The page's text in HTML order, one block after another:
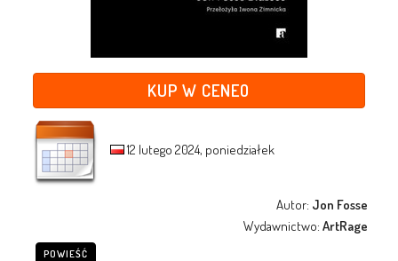
KUP W CENEO
12 lutego 2024, poniedziałek
Autor: Jon Fosse
Wydawnictwo:ArtRage
POWIEŚĆ